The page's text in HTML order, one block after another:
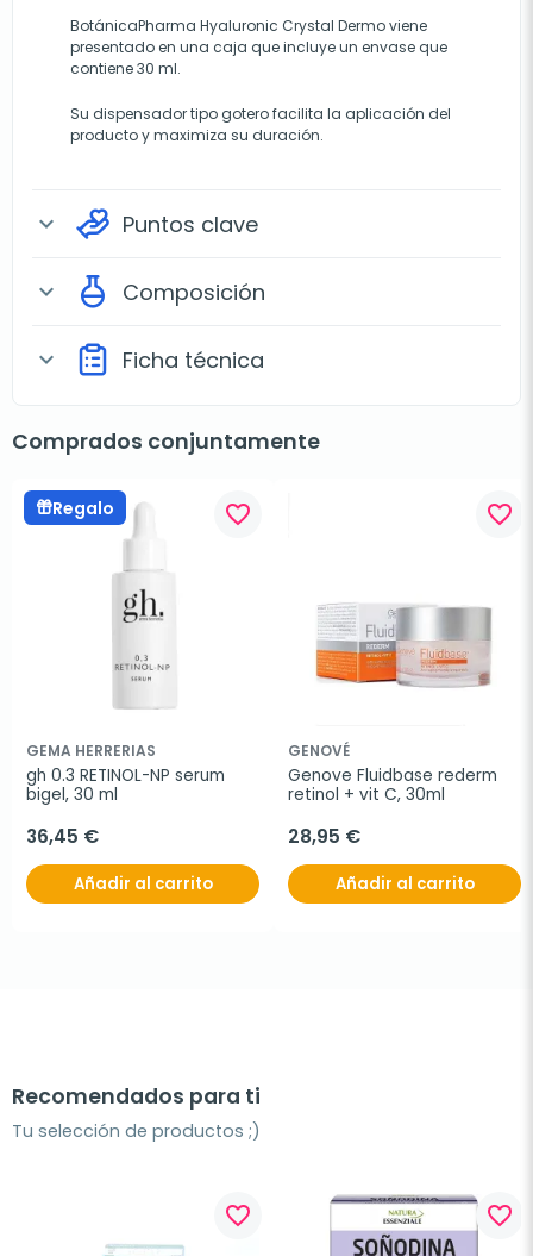
BotánicaPharma Hyaluronic Crystal Dermo viene
presentado en una caja que incluye un envase que
contiene 30 ml.
Su dispensador tipo gotero facilita la aplicación del
producto y maximiza su duración.
expand_more Puntos clave
expand_more Composición
expand_more Ficha técnica
Comprados conjuntamente
Regalo favorite_border
GEMA HERRERIAS
gh 0.3 RETINOL-NP serum
bigel, 30 ml
36,45 €
Añadir al carrito
favorite_border
GENOVÉ
Genove Fluidbase rederm
retinol + vit C, 30ml
28,95 €
Añadir al carrito
Recomendados para ti
Tu selección de productos ;)
favorite_border favorite_border